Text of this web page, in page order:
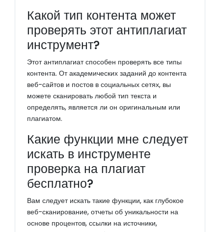
Какой тип контента может
проверять этот антиплагиат
инструмент?
Этот антиплагиат способен проверять все типы
контента. От академических заданий до контента
веб-сайтов и постов в социальных сетях, вы
можете сканировать любой тип текста и
определять, является ли он оригинальным или
плагиатом.
Какие функции мне следует
искать в инструменте
проверка на плагиат
бесплатно?
Вам следует искать такие функции, как глубокое
веб-сканирование, отчеты об уникальности на
основе процентов, ссылки на источники,